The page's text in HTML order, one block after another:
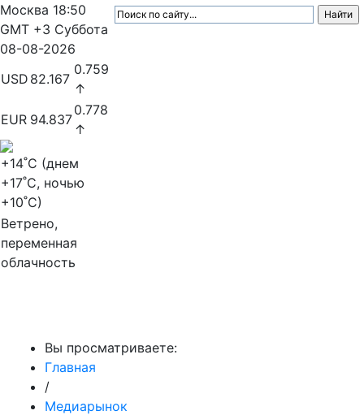
Москва 18:50
GMT +3 Суббота
08-08-2026
USD 82.167
0.759
↑
EUR 94.837
0.778
↑
+14˚C (днем
+17˚C, ночью
+10˚C)
Ветрено,
переменная
облачность
Вы просматриваете:
Главная
/
Медиарынок